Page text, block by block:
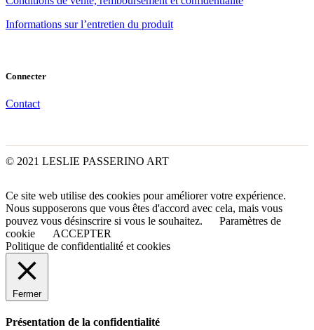
Informations sur l’entretien du produit
Connecter
Contact
© 2021 LESLIE PASSERINO ART
Ce site web utilise des cookies pour améliorer votre expérience.
Nous supposerons que vous êtes d'accord avec cela, mais vous
pouvez vous désinscrire si vous le souhaitez.
Paramètres de
cookie
ACCEPTER
Politique de confidentialité et cookies
Fermer
Présentation de la confidentialité